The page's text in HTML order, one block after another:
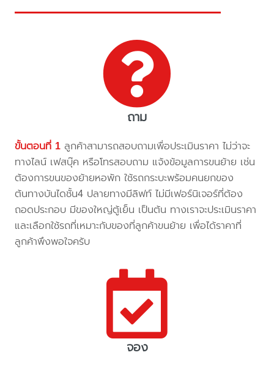
ถาม
ขั้นตอนที่ 1 ลูกค้าสามารถสอบถามเพื่อประเมินราคา ไม่ว่าจะ
ทางไลน์ เฟสบุ๊ค หรือโทรสอบถาม แจ้งข้อมูลการขนย้าย เช่น
ต้องการขนของย้ายหอพัก ใช้รถกระบะพร้อมคนยกของ
ต้นทางบันไดชั้น4 ปลายทางมีลิฟท์ ไม่มีเฟอร์นิเจอร์ที่ต้อง
ถอดประกอบ มีของใหญ่ตู้เย็น เป็นต้น ทางเราจะประเมินราคา
และเลือกใช้รถที่เหมาะกับของที่ลูกค้าขนย้าย เพื่อได้ราคาที่
ลูกค้าพึงพอใจครับ
จอง